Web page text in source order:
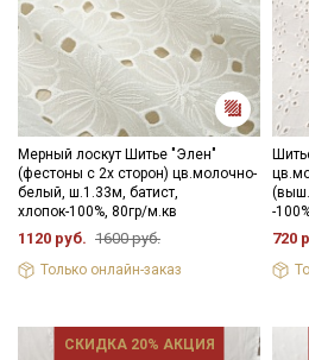
Мерный лоскут Шитье "Элен"
(фестоны с 2х сторон) цв.молочно-
белый, ш.1.33м, батист,
хлопок-100%, 80гр/м.кв
1120 руб. 1600 руб.
Только онлайн-заказ
-
720
СКИДКА 20% АКЦИЯ
Мы публикуем здесь
промокоды и скидки
категории
Электронная почта
данныхи даюСогласие на
данных